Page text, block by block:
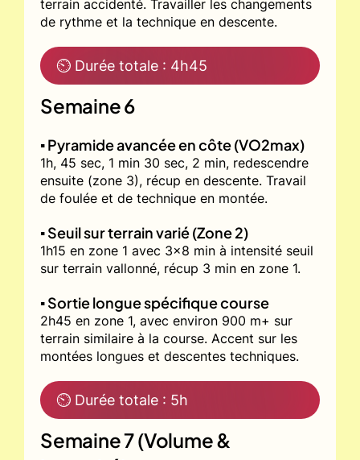
terrain accidenté. Travailler les changements
de rythme et la technique en descente.
⏲ Durée totale : 4h45
Semaine 6
▪️ Pyramide avancée en côte (VO2max)
1h, 45 sec, 1 min 30 sec, 2 min, redescendre
ensuite (zone 3), récup en descente. Travail
de foulée et de technique en montée.
▪️ Seuil sur terrain varié (Zone 2)
1h15 en zone 1 avec 3x8 min à intensité seuil
sur terrain vallonné, récup 3 min en zone 1.
▪️ Sortie longue spécifique course
2h45 en zone 1, avec environ 900 m+ sur
terrain similaire à la course. Accent sur les
montées longues et descentes techniques.
⏲ Durée totale : 5h
Semaine 7 (Volume &